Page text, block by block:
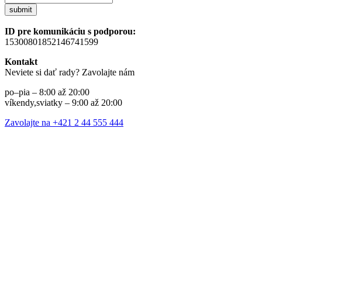
submit
ID pre komunikáciu s podporou:
15300801852146741599
Kontakt
Neviete si dať rady? Zavolajte nám
po–pia – 8:00 až 20:00
víkendy,sviatky – 9:00 až 20:00
Zavolajte na +421 2 44 555 444